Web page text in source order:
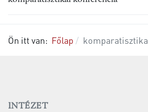
Ön itt van: Főlap komparatisztika
INTÉZET